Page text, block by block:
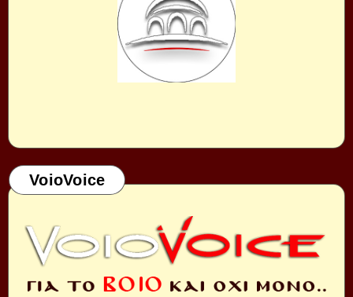
VoioVoice